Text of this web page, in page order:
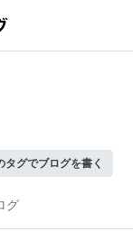
タグでブログを書く
グ